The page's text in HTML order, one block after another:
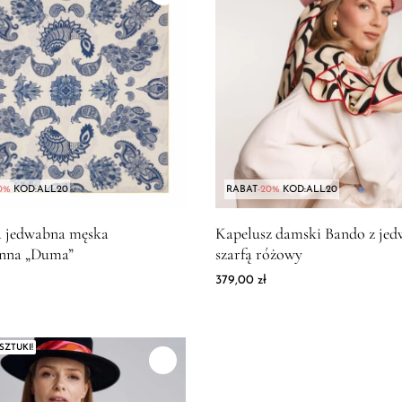
KOD:ALL20
jedwabna męska
„Duma”
RABAT-20%KOD:ALL20
Kapelusz damski Bando z
szarfą różowy
379,00 zł